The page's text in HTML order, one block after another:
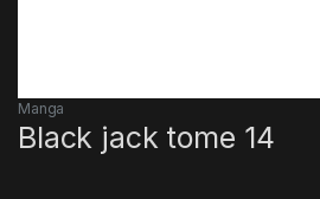
Manga
Black jack tome 14